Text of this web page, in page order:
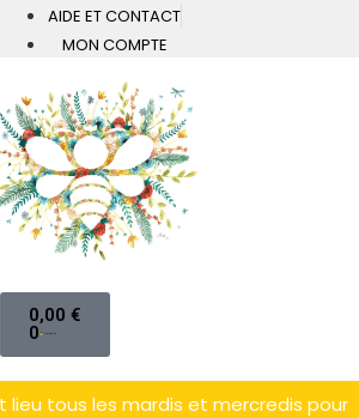
AIDE ET CONTACT
MON COMPTE
0,00€
0
lieu tous les mardis et mercredis pour